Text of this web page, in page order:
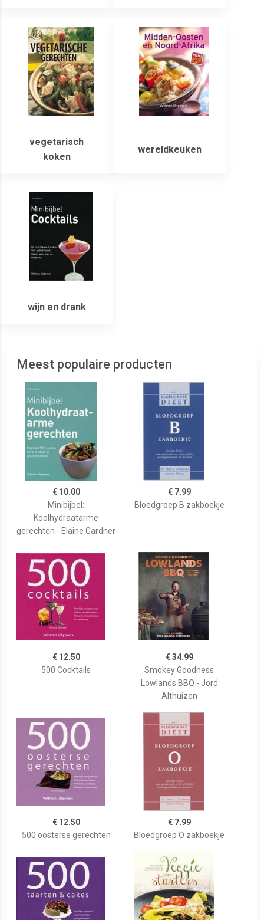
vegetarisch
koken
wereldkeuken
wijn en drank
Meest populaire producten
€ 10.00
Minibijbel:
Koolhydraatarme
gerechten - Elaine Gardner
€ 7.99
Bloedgroep B zakboekje
€ 12.50
500 Cocktails
€ 34.99
Smokey Goodness
Lowlands BBQ - Jord
Althuizen
€ 12.50
500 oosterse gerechten
€ 7.99
Bloedgroep O zakboekje